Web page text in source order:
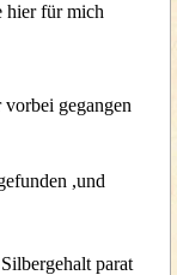
hier für mich
gegangen
,und
parat